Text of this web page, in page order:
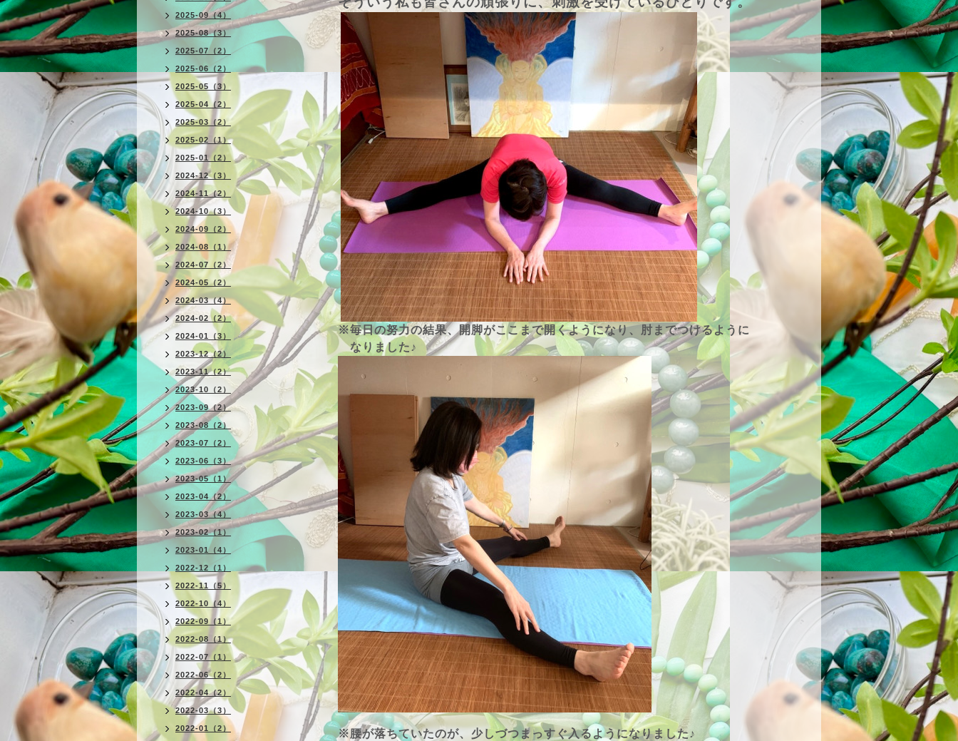
※毎日の努力の結果、開脚がここまで開くようになり、肘までつけるように
なりました♪
※腰が落ちていたのが、少しづつまっすぐ入るようになりました♪
2025-09（4）
2025-08（3）
2025-07（2）
2025-06（2）
2025-05（3）
2025-04（2）
2025-03（2）
2025-02（1）
2025-01（2）
2024-12（3）
2024-11（2）
2024-10（3）
2024-09（2）
2024-08（1）
2024-07（2）
2024-05（2）
2024-03（4）
2024-02（2）
2024-01（3）
2023-12（2）
2023-11（2）
2023-10（2）
2023-09（2）
2023-08（2）
2023-07（2）
2023-06（3）
2023-05（1）
2023-04（2）
2023-03（4）
2023-02（1）
2023-01（4）
2022-12（1）
2022-11（5）
2022-10（4）
2022-09（1）
2022-08（1）
2022-07（1）
2022-06（2）
2022-04（2）
2022-03（3）
2022-01（2）